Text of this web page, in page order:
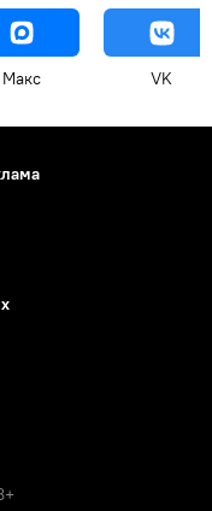
Макс VK